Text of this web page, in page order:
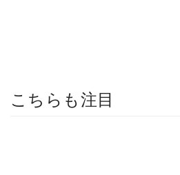
こちらも注目